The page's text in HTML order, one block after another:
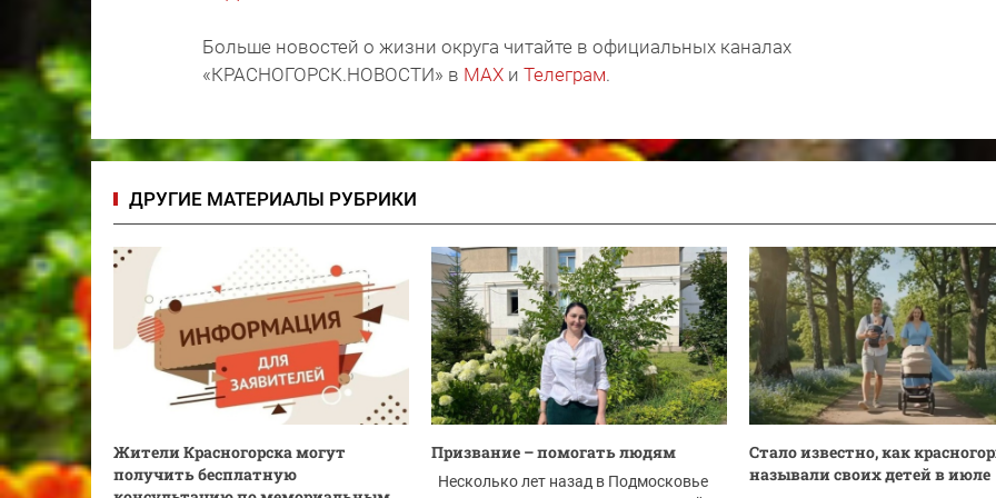
Больше новостей о жизни округа читайте в официальных каналах
«КРАСНОГОРСК.НОВОСТИ» в MAX и Телеграм.
ДРУГИЕ МАТЕРИАЛЫ РУБРИКИ
Жители Красногорска могут
получить бесплатную
Призвание – помогать людям
Несколько лет назад в Подмосковье
Стало известно, как
называли своих детей в июле